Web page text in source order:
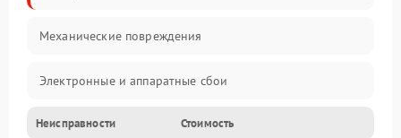
Механические повреждения
Электронные и аппаратные сбои
Неисправности сенсора и оптики
Неисправности Стоимость